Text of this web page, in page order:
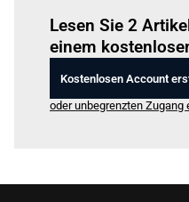
Lesen Sie 2
einem
Kostenlosen Account
oder unbegrenzten Zugang